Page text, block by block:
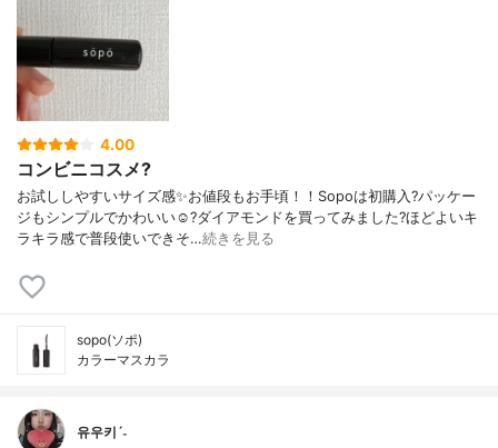
4.00
コンビニコスメ?
お試ししやすいサイズ感✨お値段もお手頃！！Sopoは初購入?パッケー
ジもシンプルでかわいい☺️?ダイアモンドを買ってみました?ほどよいキ
ラキラ感で普段使いできそ…続きを見る
sopo(ソポ)
カラーマスカラ
유우키ˊ˗